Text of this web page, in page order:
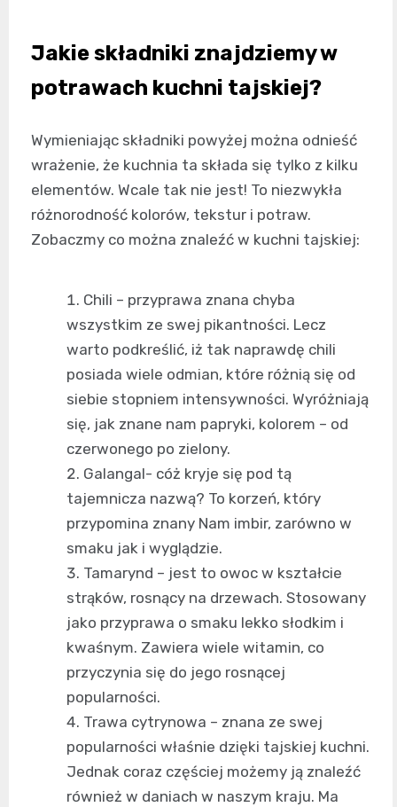
Jakie składniki znajdziemy w
potrawach kuchni tajskiej?
Wymieniając składniki powyżej można odnieść
wrażenie, że kuchnia ta składa się tylko z kilku
elementów. Wcale tak nie jest! To niezwykła
różnorodność kolorów, tekstur i potraw.
Zobaczmy co można znaleźć w kuchni tajskiej:
Chili – przyprawa znana chyba
wszystkim ze swej pikantności. Lecz
warto podkreślić, iż tak naprawdę chili
posiada wiele odmian, które różnią się od
siebie stopniem intensywności. Wyróżniają
się, jak znane nam papryki, kolorem – od
czerwonego po zielony.
Galangal- cóż kryje się pod tą
tajemnicza nazwą? To korzeń, który
przypomina znany Nam imbir, zarówno w
smaku jak i wyglądzie.
Tamarynd – jest to owoc w kształcie
strąków, rosnący na drzewach. Stosowany
jako przyprawa o smaku lekko słodkim i
kwaśnym. Zawiera wiele witamin, co
przyczynia się do jego rosnącej
popularności.
Trawa cytrynowa – znana ze swej
popularności właśnie dzięki tajskiej kuchni.
Jednak coraz częściej możemy ją znaleźć
również w daniach w naszym kraju. Ma